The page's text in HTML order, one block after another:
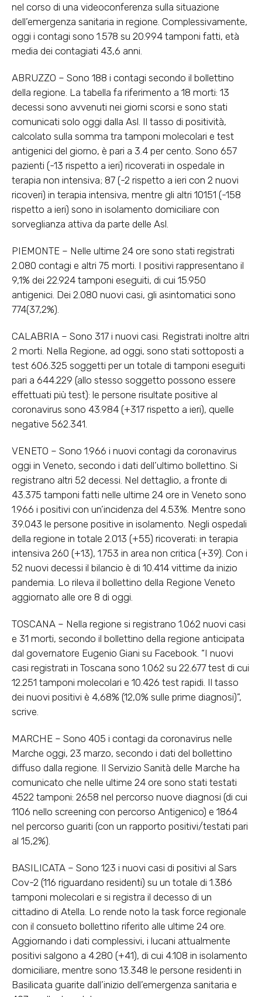
nel corso di una videoconferenza sulla situazione
dell’emergenza sanitaria in regione. Complessivamente,
oggi i contagi sono 1.578 su 20.994 tamponi fatti, età
media dei contagiati 43,6 anni.
ABRUZZO – Sono 188 i contagi secondo il bollettino
della regione. La tabella fa riferimento a 18 morti: 13
decessi sono avvenuti nei giorni scorsi e sono stati
comunicati solo oggi dalla Asl. Il tasso di positività,
calcolato sulla somma tra tamponi molecolari e test
antigenici del giorno, è pari a 3.4 per cento. Sono 657
pazienti (-13 rispetto a ieri) ricoverati in ospedale in
terapia non intensiva; 87 (-2 rispetto a ieri con 2 nuovi
ricoveri) in terapia intensiva, mentre gli altri 10151 (-158
rispetto a ieri) sono in isolamento domiciliare con
sorveglianza attiva da parte delle Asl.
PIEMONTE – Nelle ultime 24 ore sono stati registrati
2.080 contagi e altri 75 morti. I positivi rappresentano il
9,1% dei 22.924 tamponi eseguiti, di cui 15.950
antigenici. Dei 2.080 nuovi casi, gli asintomatici sono
774(37,2%).
CALABRIA – Sono 317 i nuovi casi. Registrati inoltre altri
2 morti. Nella Regione, ad oggi, sono stati sottoposti a
test 606.325 soggetti per un totale di tamponi eseguiti
pari a 644.229 (allo stesso soggetto possono essere
effettuati più test): le persone risultate positive al
coronavirus sono 43.984 (+317 rispetto a ieri), quelle
negative 562.341.
VENETO – Sono 1.966 i nuovi contagi da coronavirus
oggi in Veneto, secondo i dati dell’ultimo bollettino. Si
registrano altri 52 decessi. Nel dettaglio, a fronte di
43.375 tamponi fatti nelle ultime 24 ore in Veneto sono
1.966 i positivi con un’incidenza del 4.53%. Mentre sono
39.043 le persone positive in isolamento. Negli ospedali
della regione in totale 2.013 (+55) ricoverati: in terapia
intensiva 260 (+13), 1.753 in area non critica (+39). Con i
52 nuovi decessi il bilancio è di 10.414 vittime da inizio
pandemia. Lo rileva il bollettino della Regione Veneto
aggiornato alle ore 8 di oggi.
TOSCANA – Nella regione si registrano 1.062 nuovi casi
e 31 morti, secondo il bollettino della regione anticipata
dal governatore Eugenio Giani su Facebook. “I nuovi
casi registrati in Toscana sono 1.062 su 22.677 test di cui
12.251 tamponi molecolari e 10.426 test rapidi. Il tasso
dei nuovi positivi è 4,68% (12,0% sulle prime diagnosi)”,
scrive.
MARCHE – Sono 405 i contagi da coronavirus nelle
Marche oggi, 23 marzo, secondo i dati del bollettino
diffuso dalla regione. Il Servizio Sanità delle Marche ha
comunicato che nelle ultime 24 ore sono stati testati
4522 tamponi: 2658 nel percorso nuove diagnosi (di cui
1106 nello screening con percorso Antigenico) e 1864
nel percorso guariti (con un rapporto positivi/testati pari
al 15,2%).
BASILICATA – Sono 123 i nuovi casi di positivi al Sars
Cov-2 (116 riguardano residenti) su un totale di 1.386
tamponi molecolari e si registra il decesso di un
cittadino di Atella. Lo rende noto la task force regionale
con il consueto bollettino riferito alle ultime 24 ore.
Aggiornando i dati complessivi, i lucani attualmente
positivi salgono a 4.280 (+41), di cui 4.108 in isolamento
domiciliare, mentre sono 13.348 le persone residenti in
Basilicata guarite dall’inizio dell’emergenza sanitaria e